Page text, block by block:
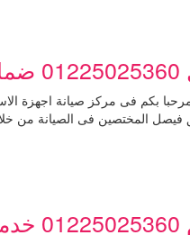
صيانة الاسكا فيصل 01127571696 اهلا ومرحبا
المختصين فى الصيانة من خلال